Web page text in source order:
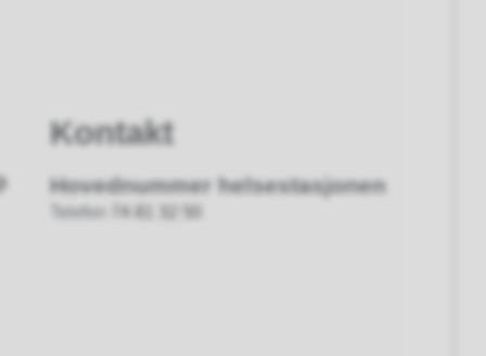
Kontakt
Hovednummer helsestasjonen
Telefon